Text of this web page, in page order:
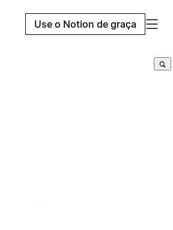
Use o Notion de graça